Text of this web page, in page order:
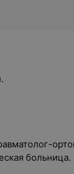
больница.